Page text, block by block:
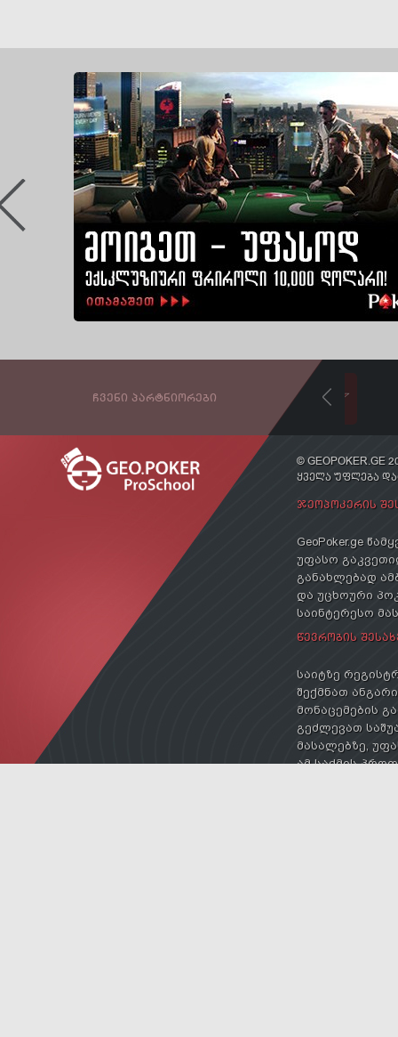
ᲩᲕᲔᲜᲘ ᲞᲐᲠᲢᲜᲘᲝᲠᲔᲑᲘ
© GEOPOKER.GE
ᲧᲕᲔᲚᲐ ᲣᲤᲚᲔᲑᲐ
ᲯᲔᲝᲞᲝᲙᲔᲠᲘᲡ
GeoPoker.ge
უფასო
განახლებად
და უცხოური
საინტერესო
ᲬᲔᲕᲠᲝᲑᲘᲡ
საიტზე
შექმნათ
მონაცემების
გეძლევათ
მასალებზე,
ამ საქმის